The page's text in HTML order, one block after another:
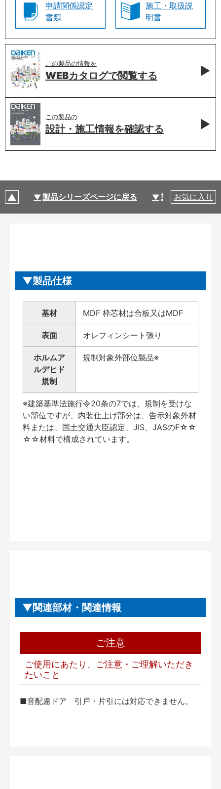
申請関係認定
書類
施工・取扱説
明書
この製品の情報を
WEBカタログで閲覧する
この製品の
設計・施工情報を確認する
製品シリーズページに戻る 製品仕様
お気に入り
製品仕様
基材 MDF 枠芯材は合板又はMDF
表面 オレフィンシート張り
ホルムア
ルデヒド
規制
規制対象外部位製品※
※建築基準法施行令20条の7では、規制を受けな
い部位ですが、内装仕上げ部分は、告示対象外材
料または、国土交通大臣認定、JIS、JASのF☆☆
☆☆材料で構成されています。
関連部材・関連情報
ご注意
ご使用にあたり、ご注意・ご理解いただき
たいこと
■音配慮ドア 引戸・片引には対応できません。